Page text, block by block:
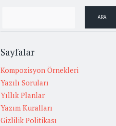
Sayfalar
Kompozisyon Örnekleri
Yazılı Soruları
Yıllık Planlar
Yazım Kuralları
Gizlilik Politikası